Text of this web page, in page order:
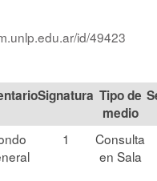
id/49423
Signatura Tipo de
medio
1
Consulta
en Sala